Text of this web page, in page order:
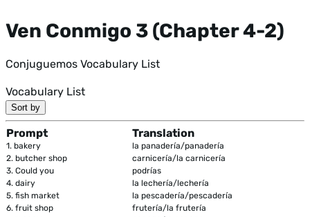
Ven Conmigo 3 (Chapter 4-2)
Conjuguemos Vocabulary List
Vocabulary List
Sort by
Prompt Translation
1. bakery
la panadería/panadería
2. butcher shop
carnicería/la carnicería
3. Could you
podrías
4. dairy
la lechería/lechería
5. fish market
la pescadería/pescadería
6. fruit shop
frutería/la frutería